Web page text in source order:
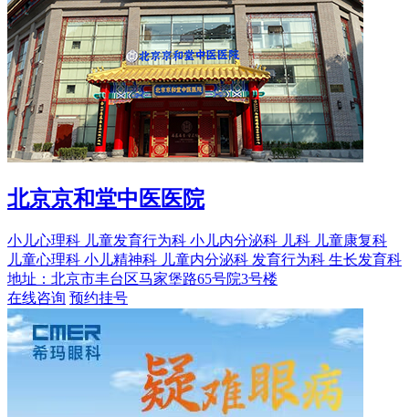
北京京和堂中医医院
小儿心理科 儿童发育行为科 小儿内分泌科 儿科 儿童康复科
儿童心理科 小儿精神科 儿童内分泌科 发育行为科 生长发育科
地址：北京市丰台区马家堡路65号院3号楼
在线咨询 预约挂号